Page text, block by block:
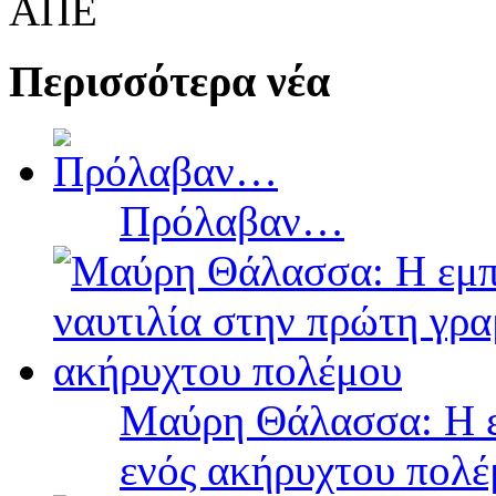
ΑΠΕ
Περισσότερα νέα
Πρόλαβαν…
Μαύρη Θάλασσα: Η
ενός ακήρυχτου